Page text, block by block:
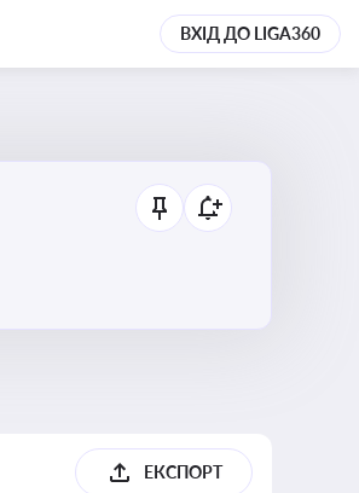
ВХІД ДО LIGA360
ЕКСПОРТ